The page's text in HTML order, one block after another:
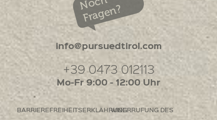
Fragen?
info@pursuedtirol.com
+39 0473 012113
Mo-Fr 9:00 - 12:00 Uhr
BARRIEREFREIHEITSERKLÄHRUNGWIDERRUFUNG DES